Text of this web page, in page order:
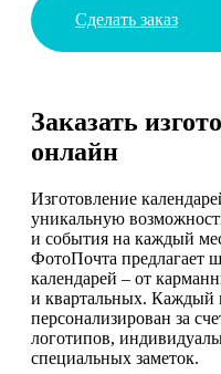
Сделать заказ
Заказать
онлайн
Изготовление
уникальную
и события на каждый
ФотоПочта предлагает
календарей – от
и квартальных. Каждый
персонализирован за
логотипов,
специальных заметок.